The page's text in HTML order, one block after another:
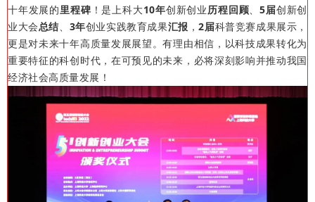
十年发展的里程碑 ！是上科大10年创新创业历程回顾 、5届创新创
业大会总结 3年创业实践教育成果汇报 ，2届科普竞赛成果展示，
更是对未来十年高质量发展展望。有理由相信，以科技成果转化为
重要特征的科创时代，在可预见的未来，必将深刻影响并推动我国
经济社会高质量发展！